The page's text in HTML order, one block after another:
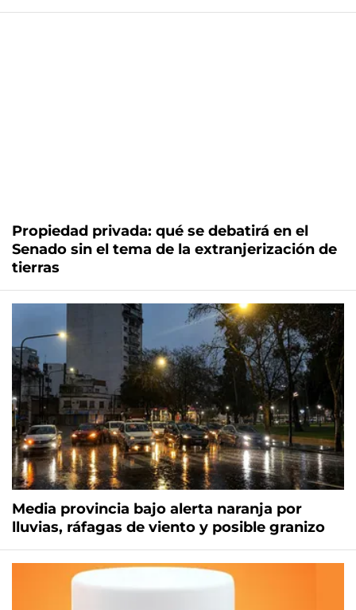
Propiedad privada: qué se debatirá en el
Senado sin el tema de la extranjerización de
tierras
Media provincia bajo alerta naranja por
lluvias, ráfagas de viento y posible granizo